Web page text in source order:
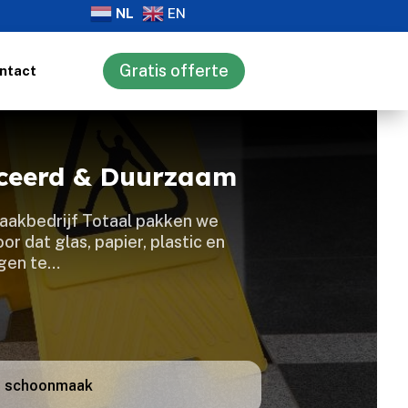
NL EN
Gratis offerte
& Duurzaam
Totaal pakken we
dat glas, papier, plastic en
te…